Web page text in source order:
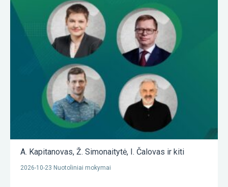
A. Kapitanovas, Ž. Simonaitytė, I. Čalovas ir kiti
2026-10-23 Nuotoliniai mokymai